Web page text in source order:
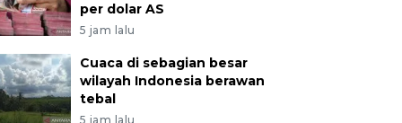
per dolar AS
5 jam lalu
Cuaca di sebagian besar
wilayah Indonesia berawan
tebal
5 jam lalu